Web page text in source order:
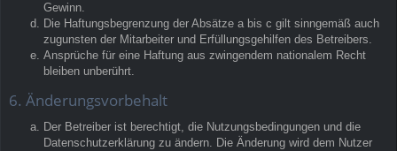
Gewinn.
Die Haftungsbegrenzung der Absätze a bis c gilt sinngemäß auch
zugunsten der Mitarbeiter und Erfüllungsgehilfen des Betreibers.
Ansprüche für eine Haftung aus zwingendem nationalem Recht
bleiben unberührt.
6. Änderungsvorbehalt
Der Betreiber ist berechtigt, die Nutzungsbedingungen und die
Datenschutzerklärung zu ändern. Die Änderung wird dem Nutzer